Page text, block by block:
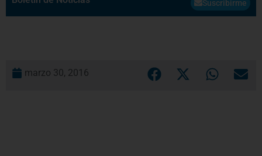
Suscribirme
marzo 30, 2016